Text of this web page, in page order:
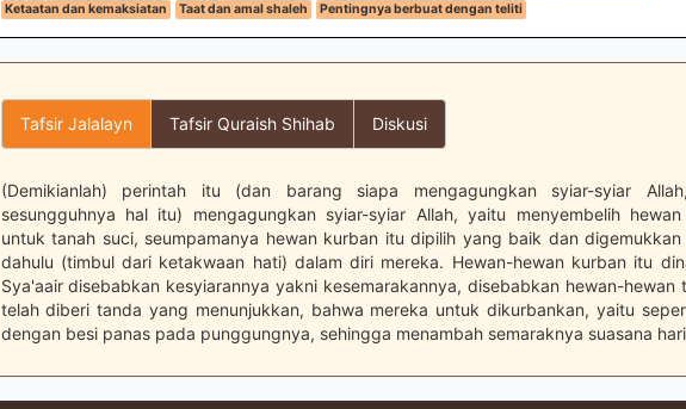
Ketaatan dan kemaksiatan
Taat dan amal shaleh Pentingnya berbuat dengan teliti
Tafsir Jalalayn Tafsir Quraish Shihab Diskusi
(Demikianlah) perintah itu (dan barang siapa mengagungkan syiar-syiar
sesungguhnya hal itu) mengagungkan syiar-syiar Allah, yaitu menyembelih
untuk tanah suci, seumpamanya hewan kurban itu dipilih yang baik dan digemukkan
dahulu (timbul dari ketakwaan hati) dalam diri mereka. Hewan-hewan kurban itu
Sya'aair disebabkan kesyiarannya yakni kesemarakannya, disebabkan hewan-hewan
telah diberi tanda yang menunjukkan, bahwa mereka untuk dikurbankan, yaitu
dengan besi panas pada punggungnya, sehingga menambah semaraknya suasana